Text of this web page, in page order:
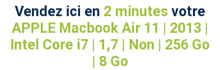
Vendez ici en 2 minutes votre
APPLE Macbook Air 11 | 2013 |
Intel Core i7 | 1,7 | Non | 256 Go
| 8 Go